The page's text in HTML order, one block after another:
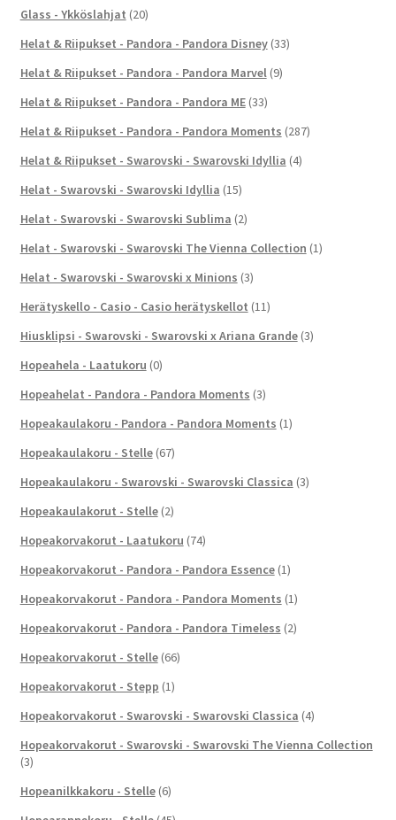
Glass - Ykköslahjat (20)
Helat & Riipukset - Pandora - Pandora Disney (33)
Helat & Riipukset - Pandora - Pandora Marvel (9)
Helat & Riipukset - Pandora - Pandora ME (33)
Helat & Riipukset - Pandora - Pandora Moments (287)
Helat & Riipukset - Swarovski - Swarovski Idyllia (4)
Helat - Swarovski - Swarovski Idyllia (15)
Helat - Swarovski - Swarovski Sublima (2)
Helat - Swarovski - Swarovski The Vienna Collection (1)
Helat - Swarovski - Swarovski x Minions (3)
Herätyskello - Casio - Casio herätyskellot (11)
Hiusklipsi - Swarovski - Swarovski x Ariana Grande (3)
Hopeahela - Laatukoru (0)
Hopeahelat - Pandora - Pandora Moments (3)
Hopeakaulakoru - Pandora - Pandora Moments (1)
Hopeakaulakoru - Stelle (67)
Hopeakaulakoru - Swarovski - Swarovski Classica (3)
Hopeakaulakorut - Stelle (2)
Hopeakorvakorut - Laatukoru (74)
Hopeakorvakorut - Pandora - Pandora Essence (1)
Hopeakorvakorut - Pandora - Pandora Moments (1)
Hopeakorvakorut - Pandora - Pandora Timeless (2)
Hopeakorvakorut - Stelle (66)
Hopeakorvakorut - Stepp (1)
Hopeakorvakorut - Swarovski - Swarovski Classica (4)
Hopeakorvakorut - Swarovski - Swarovski The Vienna Collection
(3)
Hopeanilkkakoru - Stelle (6)